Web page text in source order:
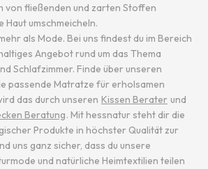
von fließenden und zarten Stoffen
Haut umschmeicheln.
als Mode. Bei uns findest du im Bereich
Angebot rund um das Thema
Schlafzimmer. Finde über unseren
passende Matratze für erholsamen
das durch unseren Kissen Berater und
Beratung. Mit hessnatur steht dir die
Produkte in höchster Qualität zur
uns ganz sicher, dass du unsere
und natürliche Heimtextilien teilen